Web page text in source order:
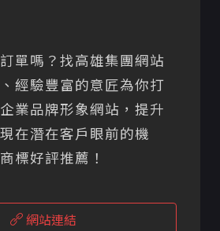
單嗎？找高雄集團網站
經驗豐富的意匠為你打
業品牌形象網站，提升
在潛在客戶眼前的機
標好評推薦！
網站連結